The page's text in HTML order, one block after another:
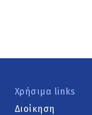
Χρήσιμα links
Διοίκηση